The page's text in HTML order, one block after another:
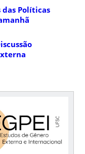
Políticas